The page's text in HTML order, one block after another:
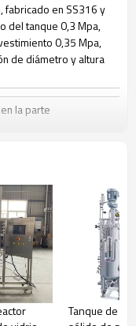
fabricado en SS316 y
del tanque 0,3 Mpa,
0,35 Mpa,
de diámetro y altura
la parte
magnético en la
lugar (SIP), el control
opcional
mediante válvulas de
+ CIP
caudal de aire 1
Tanque de